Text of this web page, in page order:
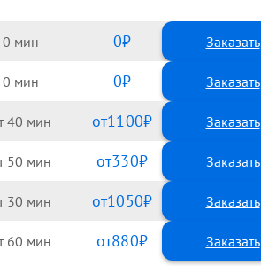
0 0 Заказать
0 0 Заказать
40 1100
50 330
30 1050
60 880